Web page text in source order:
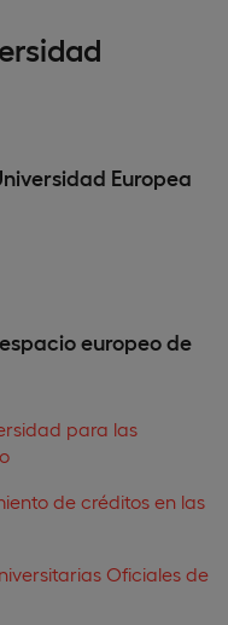
Europea
europeo de
para las
de créditos en las
Oficiales de